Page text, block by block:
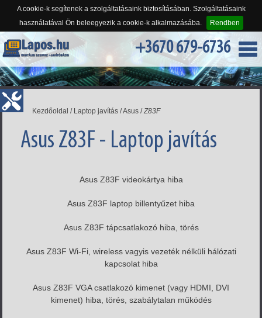
A cookie-k segítenek a szolgáltatásaink biztosításában. Szolgáltatásaink
használatával Ön beleegyezik a cookie-k alkalmazásába.
Rendben
+3670 679-6736
Kezdőoldal / Laptop javítás /Asus /Z83F
Asus Z83F - Laptop javítás
Asus Z83F videokártya hiba
Asus Z83F laptop billentyűzet hiba
Asus Z83F tápcsatlakozó hiba, törés
Asus Z83F Wi-Fi, wireless vagyis vezeték nélküli hálózati
kapcsolat hiba
Asus Z83F VGA csatlakozó kimenet (vagy HDMI, DVI
kimenet) hiba, törés, szabálytalan működés